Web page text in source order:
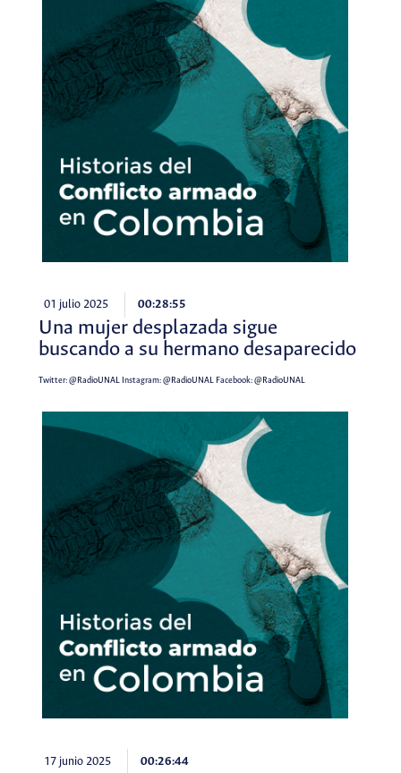
01 julio 2025 00:28:55
Una mujer desplazada sigue
buscando a su hermano desaparecido
Twitter:@RadioUNALInstagram:@RadioUNALFacebook:@RadioUNAL
17 junio 2025 00:26:44